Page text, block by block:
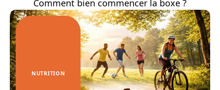
Comment bien commencer la boxe ?
NUTRITION